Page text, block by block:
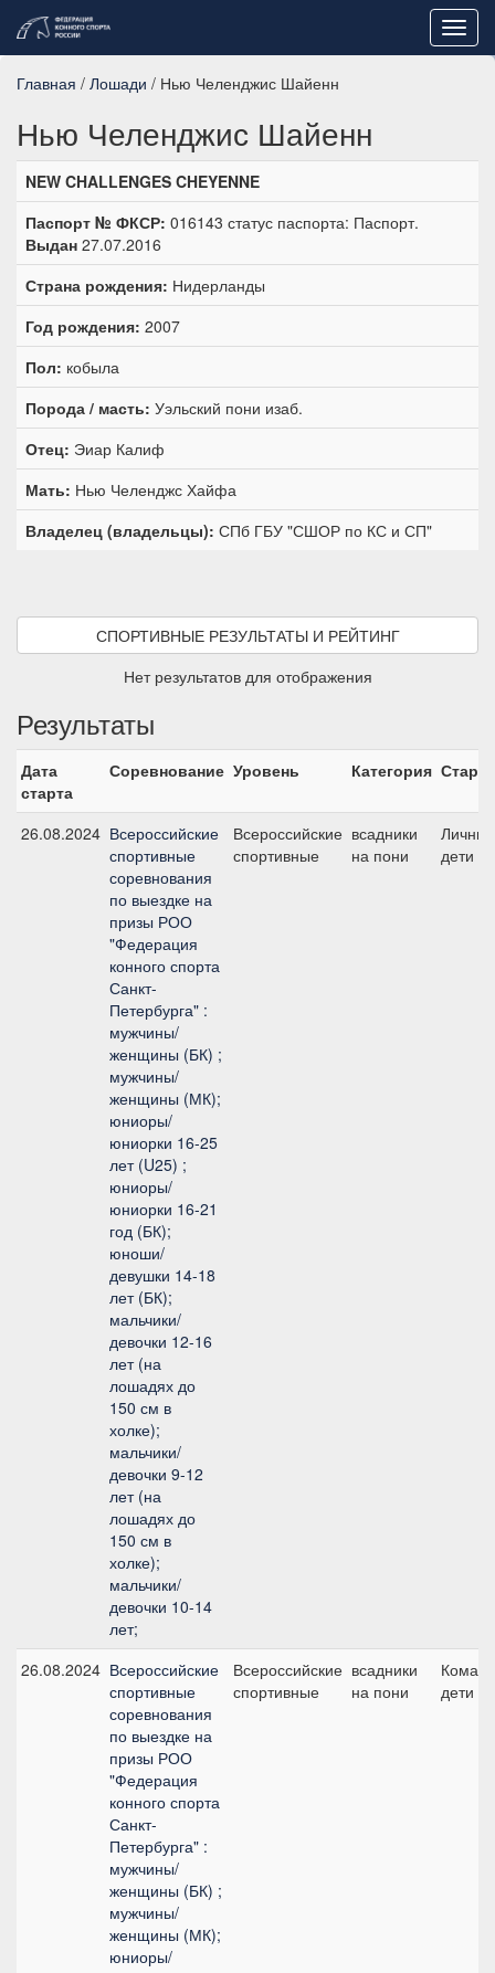
Главная / Лошади / Нью Челенджис Шайенн
Нью Челенджис Шайенн
NEW CHALLENGES CHEYENNE
Паспорт № ФКСР: 016143 статус паспорта: Паспорт.
Выдан 27.07.2016
Страна рождения: Нидерланды
Год рождения: 2007
Пол: кобыла
Порода / масть: Уэльский пони изаб.
Отец: Эиар Калиф
Мать: Нью Челенджс Хайфа
Владелец (владельцы): СПб ГБУ "СШОР по КС и СП"
СПОРТИВНЫЕ РЕЗУЛЬТАТЫ И РЕЙТИНГ
Нет результатов для отображения
Результаты
Дата
старта
Соревнование Уровень Категория Старт
26.08.2024 Всероссийские
спортивные
соревнования
по выездке на
призы РОО
"Федерация
конного спорта
Санкт-
Петербурга" :
мужчины/
женщины (БК) ;
мужчины/
женщины (МК);
юниоры/
юниорки 16-25
лет (U25) ;
юниоры/
юниорки 16-21
год (БК);
юноши/
девушки 14-18
лет (БК);
мальчики/
девочки 12-16
лет (на
лошадях до
150 см в
холке);
мальчики/
девочки 9-12
лет (на
лошадях до
150 см в
холке);
мальчики/
девочки 10-14
лет;
Всероссийские
спортивные
всадники
на пони
дети
26.08.2024 Всероссийские
спортивные
соревнования
по выездке на
призы РОО
"Федерация
конного спорта
Санкт-
Петербурга" :
мужчины/
женщины (БК) ;
мужчины/
женщины (МК);
юниоры/
Всероссийские
спортивные
всадники
на пони
дети